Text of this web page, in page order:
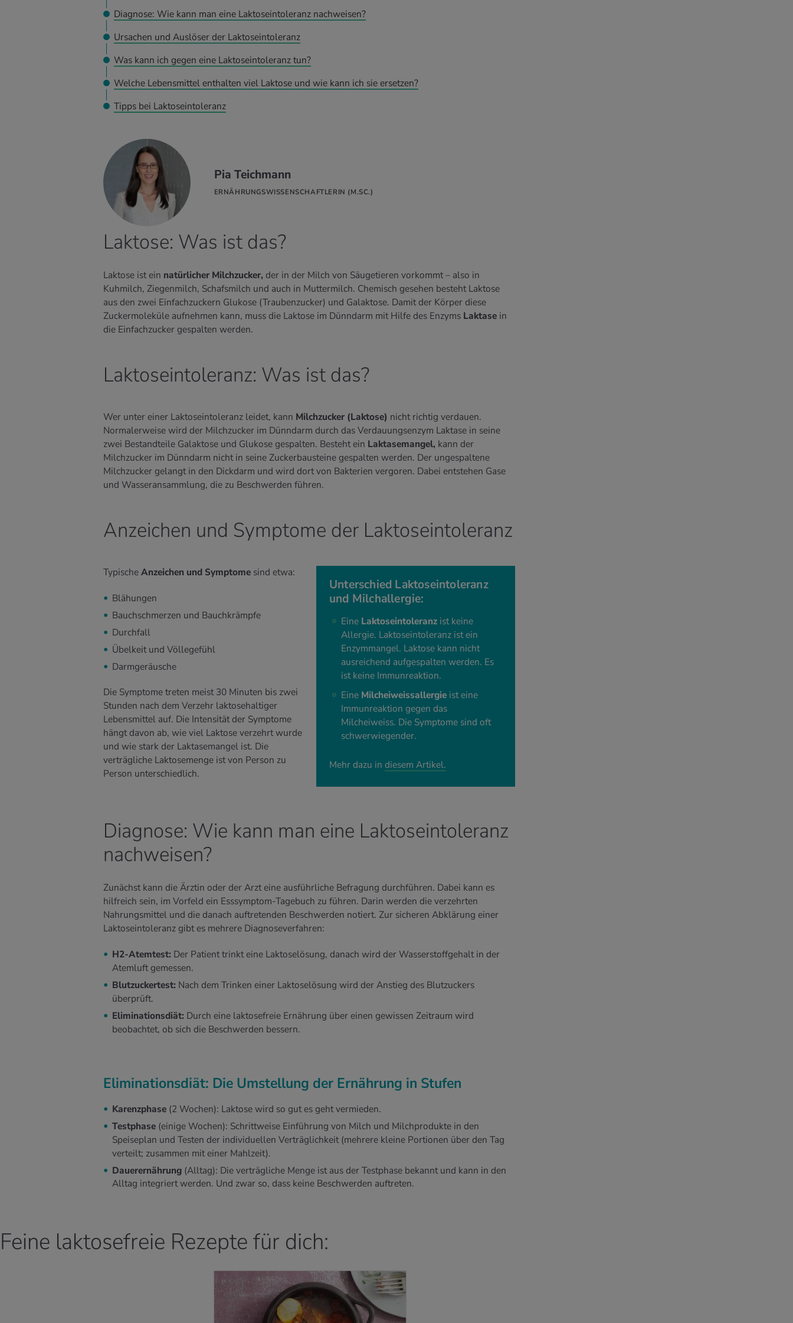
Diagnose: Wie kann man eine Laktoseintoleranz nachweisen?
Ursachen und Auslöser der Laktoseintoleranz
Was kann ich gegen eine Laktoseintoleranz tun?
Welche Lebensmittel enthalten viel Laktose und wie kann ich sie ersetzen?
Tipps bei Laktoseintoleranz
Pia Teichmann
ERNÄHRUNGSWISSENSCHAFTLERIN (M.SC.)
Laktose: Was ist das?
Laktose ist ein natürlicher Milchzucker, der in der Milch von Säugetieren vorkommt – also in
Kuhmilch, Ziegenmilch, Schafsmilch und auch in Muttermilch. Chemisch gesehen besteht Laktose
aus den zwei Einfachzuckern Glukose (Traubenzucker) und Galaktose. Damit der Körper diese
Zuckermoleküle aufnehmen kann, muss die Laktose im Dünndarm mit Hilfe des Enzyms Laktase in
die Einfachzucker gespalten werden.
Laktoseintoleranz: Was ist das?
Wer unter einer Laktoseintoleranz leidet, kann Milchzucker (Laktose) nicht richtig verdauen.
Normalerweise wird der Milchzucker im Dünndarm durch das Verdauungsenzym Laktase in seine
zwei Bestandteile Galaktose und Glukose gespalten. Besteht ein Laktasemangel, kann der
Milchzucker im Dünndarm nicht in seine Zuckerbausteine gespalten werden. Der ungespaltene
Milchzucker gelangt in den Dickdarm und wird dort von Bakterien vergoren. Dabei entstehen Gase
und Wasseransammlung, die zu Beschwerden führen.
Anzeichen und Symptome der Laktoseintoleranz
Unterschied Laktoseintoleranz
und Milchallergie:
Eine Laktoseintoleranz ist keine
Allergie. Laktoseintoleranz ist ein
Enzymmangel. Laktose kann nicht
ausreichend aufgespalten werden. Es
ist keine Immunreaktion.
Eine Milcheiweissallergie ist eine
Immunreaktion gegen das
Milcheiweiss. Die Symptome sind oft
schwerwiegender.
Mehr dazu in diesem Artikel.
TypischeAnzeichen und Symptome sind etwa:
Blähungen
Bauchschmerzen und Bauchkrämpfe
Durchfall
Übelkeit und Völlegefühl
Darmgeräusche
Die Symptome treten meist 30 Minuten bis zwei
Stunden nach dem Verzehr laktosehaltiger
Lebensmittel auf. Die Intensität der Symptome
hängt davon ab, wie viel Laktose verzehrt wurde
und wie stark der Laktasemangel ist. Die
verträgliche Laktosemenge ist von Person zu
Person unterschiedlich.
Diagnose: Wie kann man eine Laktoseintoleranz
nachweisen?
Zunächst kann die Ärztin oder der Arzt eine ausführliche Befragung durchführen. Dabei kann es
hilfreich sein, im Vorfeld ein Esssymptom-Tagebuch zu führen. Darin werden die verzehrten
Nahrungsmittel und die danach auftretenden Beschwerden notiert. Zur sicheren Abklärung einer
Laktoseintoleranz gibt es mehrere Diagnoseverfahren:
H2-Atemtest: Der Patient trinkt eine Laktoselösung, danach wird der Wasserstoffgehalt in der
Atemluft gemessen.
Blutzuckertest: Nach dem Trinken einer Laktoselösung wird der Anstieg des Blutzuckers
überprüft.
Eliminationsdiät: Durch eine laktosefreie Ernährung über einen gewissen Zeitraum wird
beobachtet, ob sich die Beschwerden bessern.
Eliminationsdiät: Die Umstellung der Ernährung in Stufen
Karenzphase (2 Wochen): Laktose wird so gut es geht vermieden.
Testphase (einige Wochen): Schrittweise Einführung von Milch und Milchprodukte in den
Speiseplan und Testen der individuellen Verträglichkeit (mehrere kleine Portionen über den Tag
verteilt; zusammen mit einer Mahlzeit).
Dauerernährung (Alltag): Die verträgliche Menge ist aus der Testphase bekannt und kann in den
Alltag integriert werden. Und zwar so, dass keine Beschwerden auftreten.
Feine laktosefreie Rezepte für dich: